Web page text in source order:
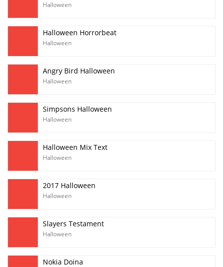
Halloween
Halloween Horrorbeat
Halloween
Angry Bird Halloween
Halloween
Simpsons Halloween
Halloween
Halloween Mix Text
Halloween
2017 Halloween
Halloween
Slayers Testament
Halloween
Nokia Doina